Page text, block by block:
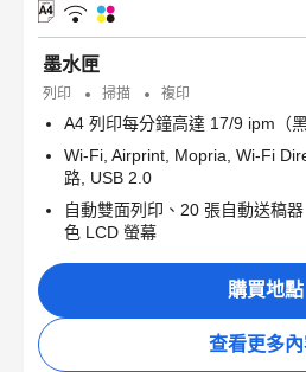
墨水匣
列印 掃描 複印
A4 列印每分鐘高達 17/9 ipm（黑
Wi-Fi, Airprint, Mopria, Wi-Fi
路, USB 2.0
自動雙面列印、20 張自動送稿
色 LCD 螢幕
購買地點
查看更多